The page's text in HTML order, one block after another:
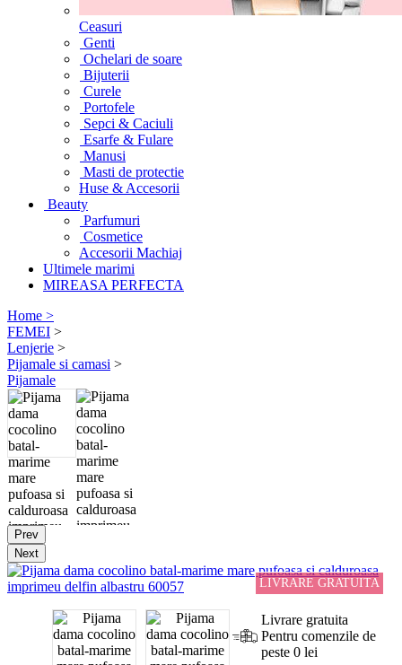
Ceasuri
Genti
Ochelari de soare
Bijuterii
Curele
Portofele
Sepci & Caciuli
Esarfe & Fulare
Manusi
Masti de protectie
Huse & Accesorii
Beauty
Parfumuri
Cosmetice
Accesorii Machiaj
Ultimele marimi
MIREASA PERFECTA
Home >
FEMEI >
Lenjerie >
Pijamale si camasi >
Pijamale
Prev
Next
LIVRARE GRATUITA
Livrare gratuita
Pentru comenzile de
peste 0 lei